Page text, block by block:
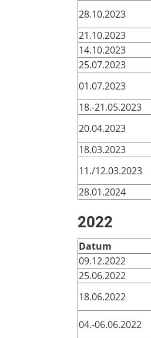
28.10.2023
21.10.2023
14.10.2023
25.07.2023
01.07.2023
18.-21.05.2023
20.04.2023
18.03.2023
11./12.03.2023
28.01.2024
2022
Datum
09.12.2022
25.06.2022
18.06.2022
04.-06.06.2022